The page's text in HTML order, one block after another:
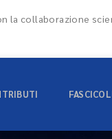
la collaborazione